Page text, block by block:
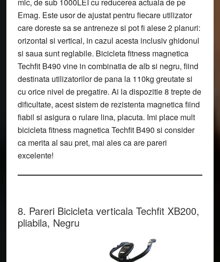
Emag. Este usor de ajustat pentru fiecare utilizator
care doreste sa se antreneze si pot fi alese 2 planuri:
orizontal si vertical, in cazul acesta inclusiv ghidonul
si saua sunt reglabile. Bicicleta fitness magnetica
Techfit B490 vine in combinatia de alb si negru, fiind
destinata utilizatorilor de pana la 110kg greutate si
cu orice nivel de pregatire. Ai la dispozitie 8 trepte de
dificultate, acest sistem de rezistenta magnetica fiind
fiabil si asigura o rulare lina, placuta. Imi place mult
bicicleta fitness magnetica Techfit B490 si consider
ca merita al sau pret, mai ales ca are pareri
excelente!
8. Pareri Bicicleta verticala Techfit XB200,
pliabila, Negru